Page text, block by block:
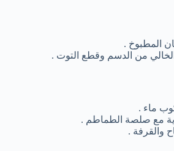
مع صلصة الطماطم .
والقرفة .